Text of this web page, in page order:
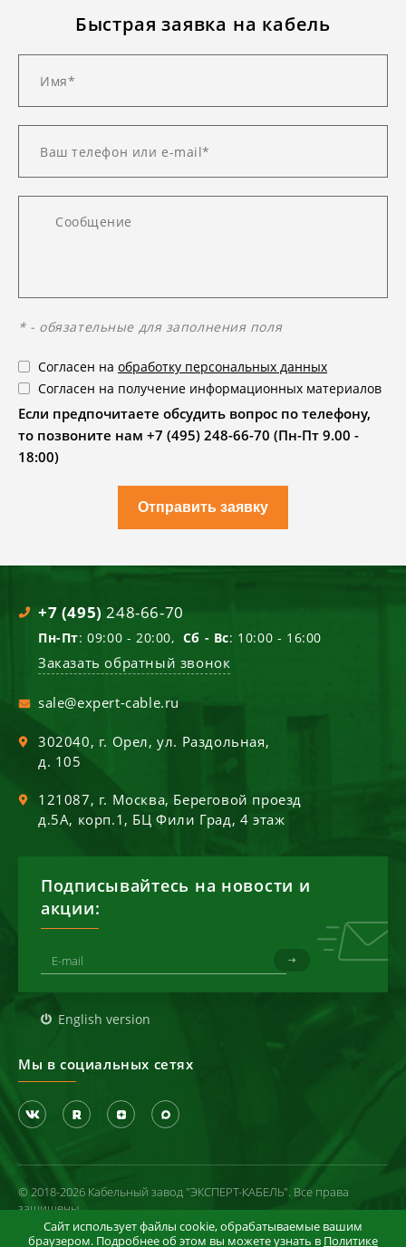
Быстрая заявка на кабель
* - обязательные для заполнения поля
Согласен на обработку персональных данных
Согласен на получение информационных материалов
Если предпочитаете обсудить вопрос по телефону,
то позвоните нам +7 (495) 248-66-70 (Пн-Пт 9.00 -
18:00)
Отправить заявку
+7 (495) 248-66-70
Пн-Пт: 09:00 - 20:00, Сб - Вс: 10:00 - 16:00
Заказать обратный звонок
sale@expert-cable.ru
302040, г. Орел,ул. Раздольная,
д. 105
121087, г. Москва, Береговой проезд
д.5А, корп.1, БЦ Фили Град, 4 этаж
Подписывайтесь на новости и
акции:
English version
Мы в социальных сетях
© 2018-2026 Кабельный завод "ЭКСПЕРТ-КАБЕЛЬ". Все права
защищены
Политика конфиденциальности
Сайт использует файлы cookie, обрабатываемые вашим
браузером. Подробнее об этом вы можете узнать в Политике